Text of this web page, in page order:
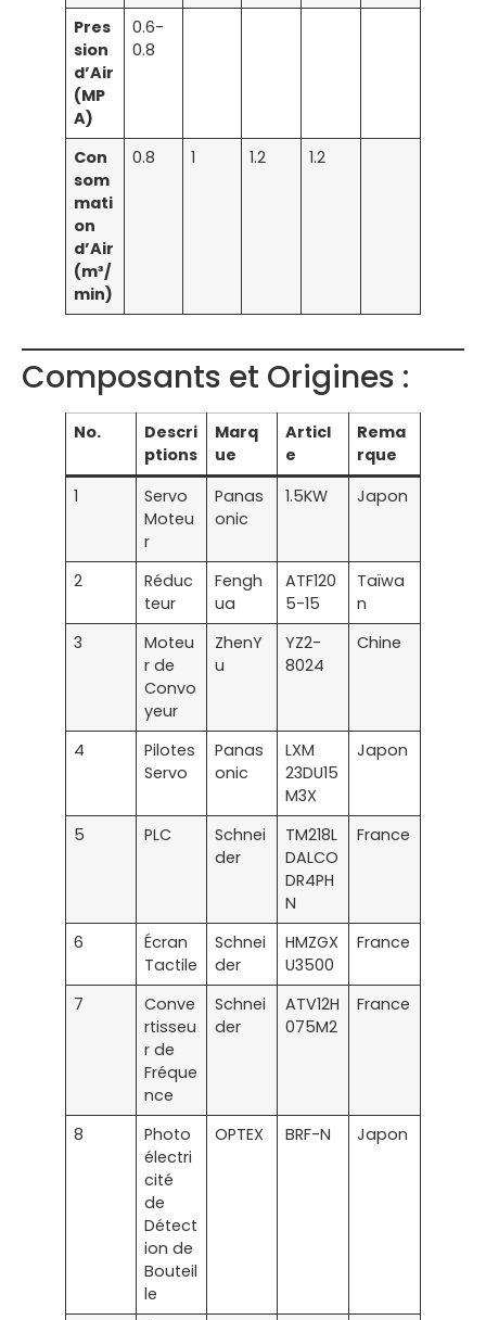
Pres
sion
d’Air
(MP
A)
0.6-
0.8
Con
som
mati
on
d’Air
(m³/
min)
0.8 1 1.2 1.2
Composants et Origines :
No.
Descri
ptions
Marq
ue
Articl
e
Rema
rque
1
Servo
Moteu
r
Panas
onic
1.5KW Japon
2
Réduc
teur
Fengh
ua
ATF120
5-15
Taïwa
n
3
Moteu
r de
Convo
yeur
ZhenY
u
YZ2-
8024
Chine
4
Pilotes
Servo
Panas
onic
LXM
23DU15
M3X
Japon
5 PLC
Schnei
der
TM218L
DALCO
DR4PH
N
France
6
Écran
Tactile
Schnei
der
HMZGX
U3500
France
7
Conve
rtisseu
r de
Fréque
nce
Schnei
der
ATV12H
075M2
France
8
Photo
électri
cité
de
Détect
ion de
Bouteil
le
OPTEX BRF-N Japon